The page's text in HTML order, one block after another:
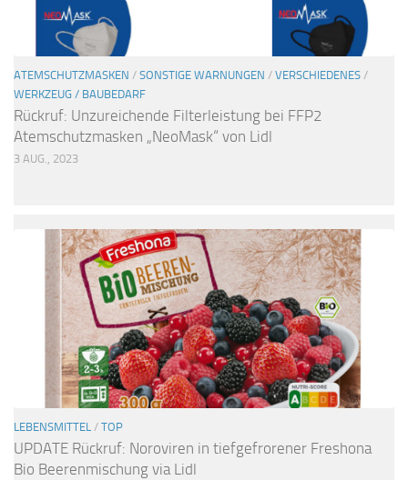
ATEMSCHUTZMASKEN / SONSTIGE WARNUNGEN / VERSCHIEDENES /
WERKZEUG / BAUBEDARF
Rückruf: Unzureichende Filterleistung bei FFP2
Atemschutzmasken „NeoMask“ von Lidl
3 AUG., 2023
LEBENSMITTEL / TOP
UPDATE Rückruf: Noroviren in tiefgefrorener Freshona
Bio Beerenmischung via Lidl